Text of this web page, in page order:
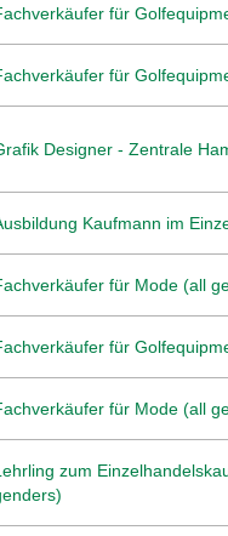
für
für
Designer - Zentrale
Kaufmann im
für Mode (all
für
für Mode (all
zum